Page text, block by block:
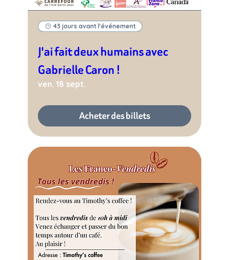
43 jours avant l'événement
J'ai fait deux humains avec
Gabrielle Caron !
ven. 18 sept.
Acheter des billets